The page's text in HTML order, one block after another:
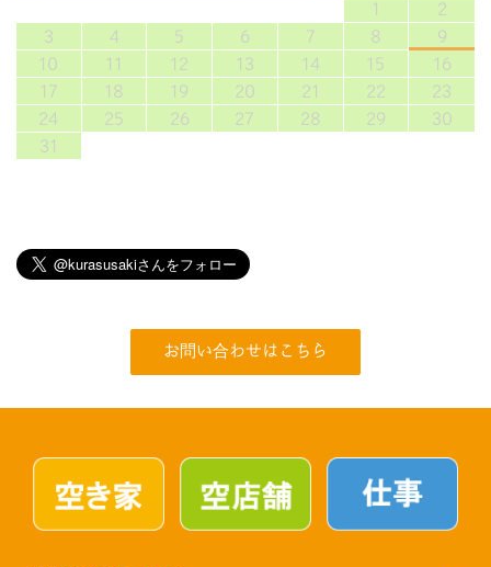
1
2
3
4 5 6 7 8
9
10
11 12 13 14 15
16
17
18 19 20 21 22
23
24
25 26 27 28 29
30
31
お問い合わせはこちら